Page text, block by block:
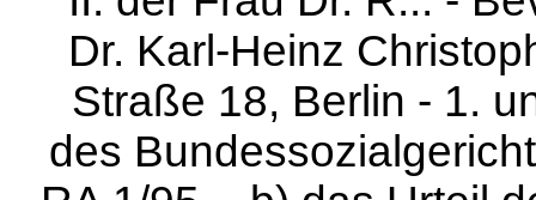
Dr. Karl-Heinz
Straße 18, Berlin - 1.
des